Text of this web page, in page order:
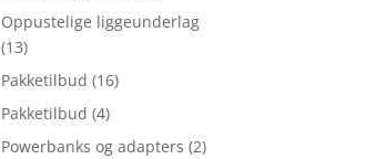
Oppustelige liggeunderlag
(13)
Pakketilbud (16)
Pakketilbud (4)
Powerbanks og adapters (2)